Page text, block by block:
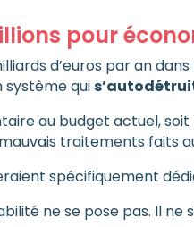
pour
d’euros par an
système qui
au budget actuel,
traitements faits
spécifiquement
ne se pose pas. Il ne